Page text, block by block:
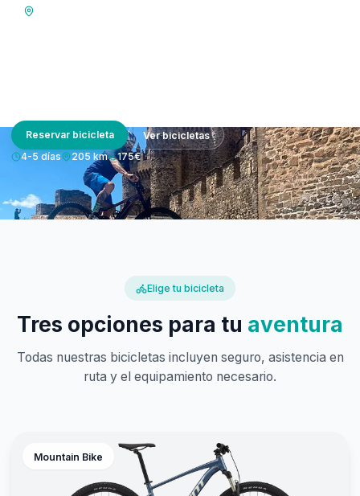
Reservar bicicleta
Ver bicicletas
4-5 días
205 km 175€
Elige tu bicicleta
Tres opciones para tu aventura
Todas nuestras bicicletas incluyen seguro, asistencia en
ruta y el equipamiento necesario.
Mountain Bike